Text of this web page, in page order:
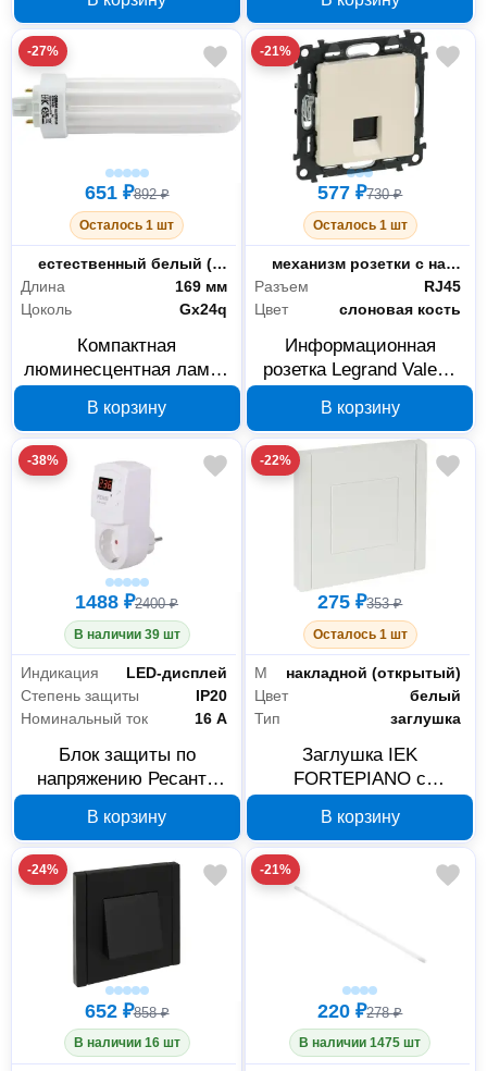
-27%
651 ₽892 ₽
Осталось 1 шт
Цветность
естественный белый (3300-5000 К)
Длина
169 мм
Цоколь
Gх24q
Компактная
люминесцентная лампа
4050300425627, 42 Вт,
GX24q
В корзину
-21%
577 ₽730 ₽
Осталось 1 шт
Тип комплектации
механизм розетки с накладкой
Разъем
RJ45
Цвет
слоновая кость
Информационная
розетка Legrand Valena
слоновая кость
В корзину
-38%
1488 ₽2400 ₽
В наличии 39 шт
Индикация
LED-дисплей
Степень защиты
IP20
Номинальный ток
16 А
Блок защиты по
напряжению Ресанта
LED-дисплеем
В корзину
-22%
275 ₽353 ₽
Осталось 1 шт
накладной (открытый)
Цвет
белый
Тип
заглушка
Заглушка IEK
FORTEPIANO с
FP-PL10-K01
В корзину
-24%
652 ₽858 ₽
В наличии 16 шт
-21%
220 ₽278 ₽
В наличии 1475 шт